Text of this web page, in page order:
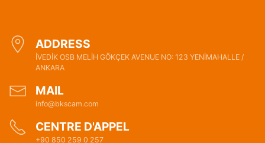
ADDRESS
İVEDİK OSB MELİH GÖKÇEK AVENUE NO: 123 YENİMAHALLE /
ANKARA
MAIL
info@bkscam.com
CENTRE D'APPEL
+90 850 259 0 257